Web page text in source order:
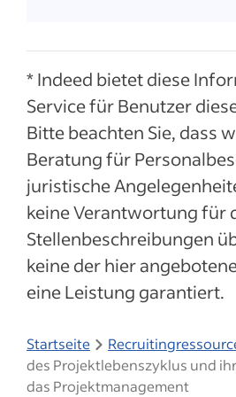
* Indeed bietet diese
Service für Benutzer
Bitte beachten Sie, dass
Beratung für
juristische
keine Verantwortung für
Stellenbeschreibungen
keine der hier
eine Leistung garantiert.
Startseite
des Projektlebenszyklus und
das Projektmanagement